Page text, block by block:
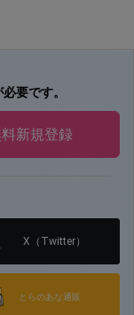
要です。
新規登録
X（Twitter）
とらのあな通販